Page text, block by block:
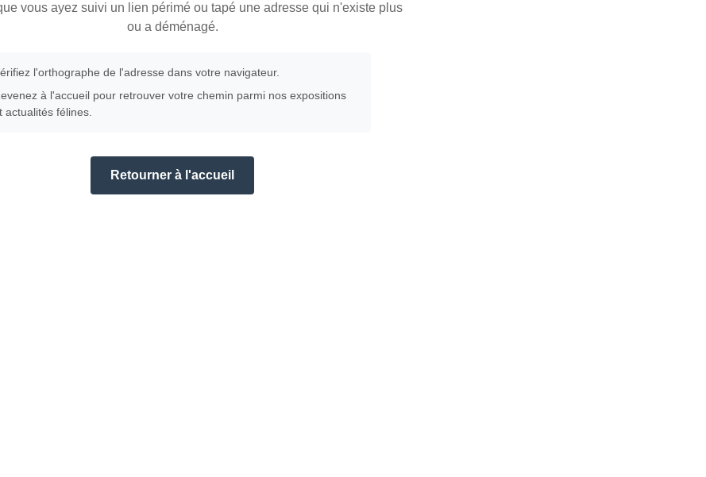
vous ayez suivi un lien périmé ou tapé une adresse qui n'existe plus
ou a déménagé.
l'orthographe de l'adresse dans votre navigateur.
à l'accueil pour retrouver votre chemin parmi nos expositions
actualités félines.
Retourner à l'accueil